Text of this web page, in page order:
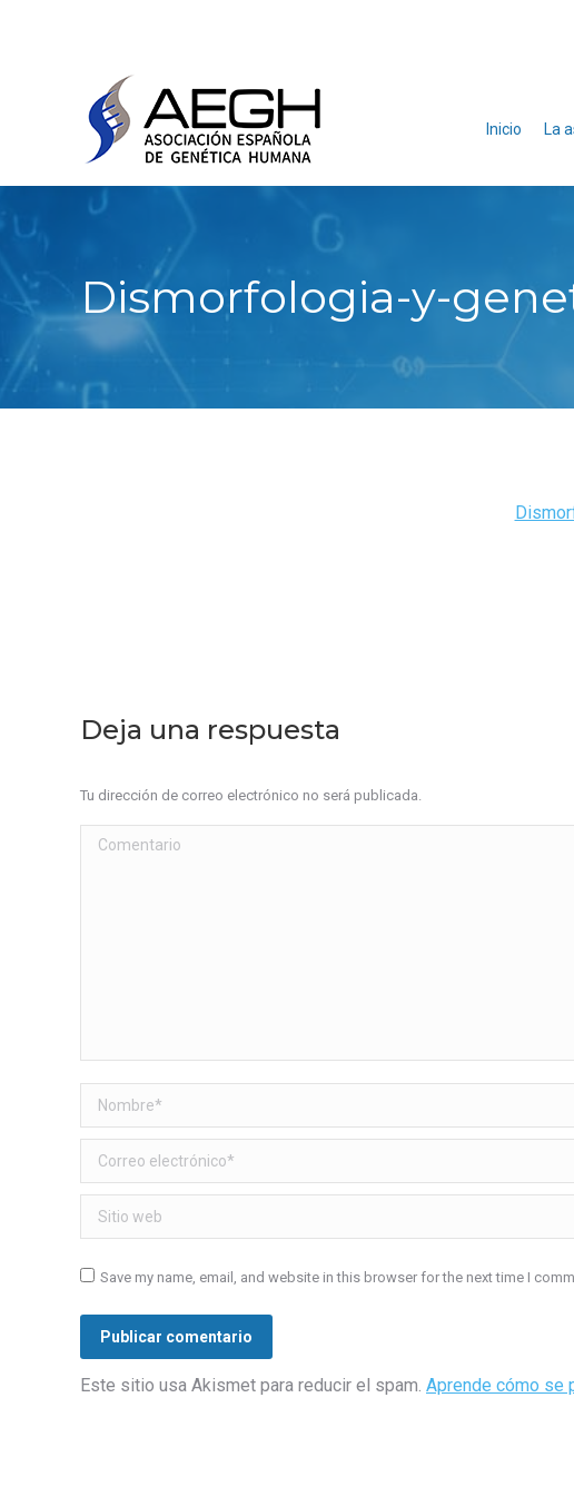
Inicio La
Dismorfologia-y-
Deja una respuesta
Tu dirección de correo electrónico no será publicada.
Comentario
Nombre *
Correo electrónico *
Sitio web
Save my name, email, and website in this browser for the next time I
Publicar comentario
Este sitio usa Akismet para reducir el spam. Aprende cómo se